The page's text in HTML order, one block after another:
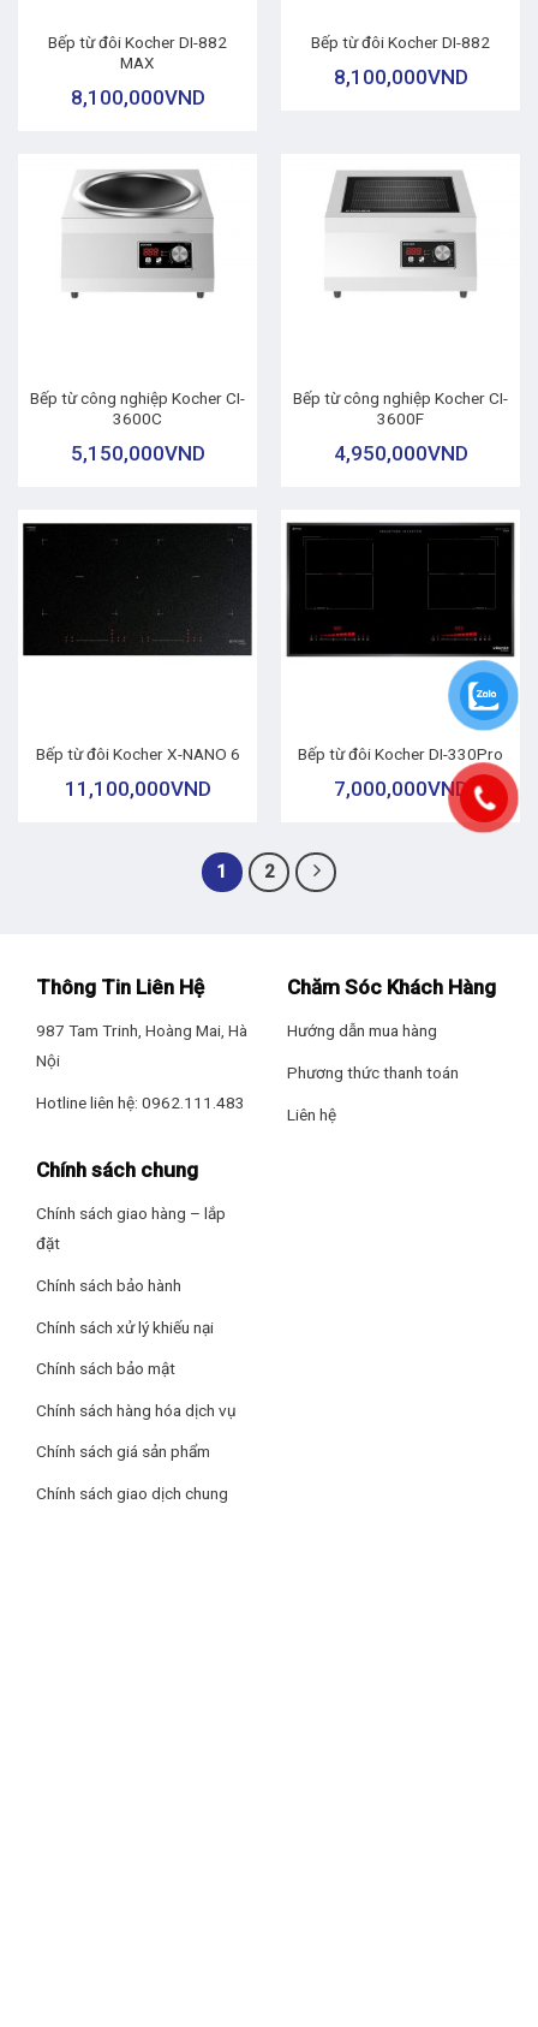
Bếp từ đôi Kocher DI-882
MAX
8,100,000VND
Bếp từ đôi Kocher DI-882
8,100,000VND
Bếp từ công nghiệp Kocher CI-
3600C
5,150,000VND
Bếp từ công nghiệp Kocher CI-
3600F
4,950,000VND
Bếp từ đôi Kocher X-NANO 6
11,100,000VND
Bếp từ đôi Kocher DI-330Pro
7,000,000VND
1 2
Thông Tin Liên Hệ
987 Tam Trinh, Hoàng Mai, Hà
Nội
Hotline liên hệ: 0962.111.483
Chăm Sóc Khách Hàng
Hướng dẫn mua hàng
Phương thức thanh toán
Liên hệ
Chính sách chung
Chính sách giao hàng – lắp
đặt
Chính sách bảo hành
Chính sách xử lý khiếu nại
Chính sách bảo mật
Chính sách hàng hóa dịch vụ
Chính sách giá sản phẩm
Chính sách giao dịch chung